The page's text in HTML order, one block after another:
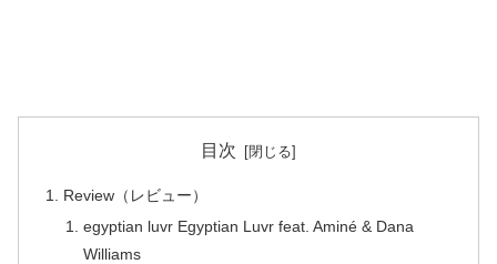
目次
Review（レビュー）
egyptian luvr Egyptian Luvr feat. Aminé & Dana
Williams